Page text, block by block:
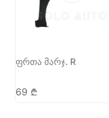
ფრთა მარჯ. R
69 ₾